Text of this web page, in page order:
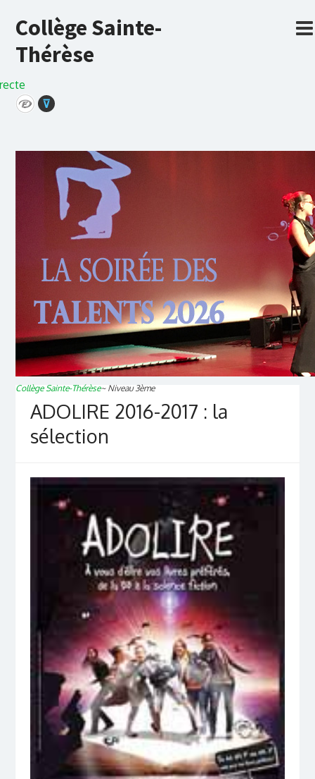
Collège Sainte-
Thérèse
⊽
Collège Sainte-Thérèse~ Niveau 3ème
ADOLIRE 2016-2017 : la
sélection